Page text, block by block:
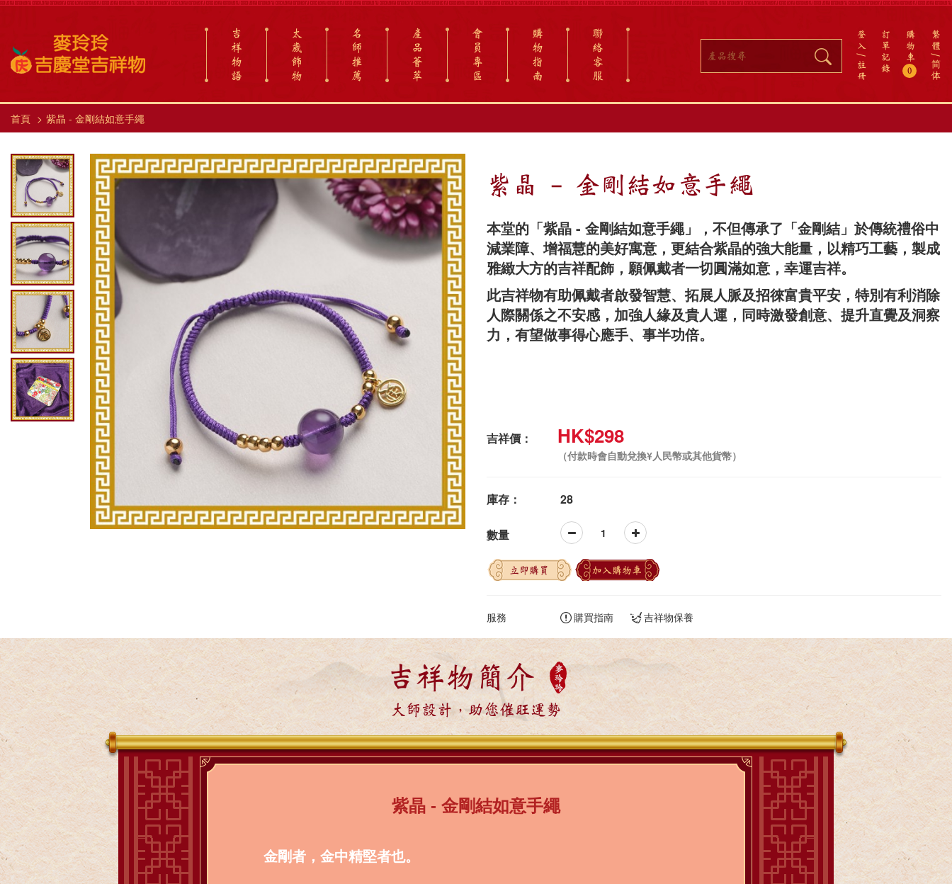
繁
體
简
体
購
物
車
0
訂
單
記
錄
登
入
註
冊
吉
祥
物
語
太
歲
飾
物
名
師
推
薦
產
品
薈
萃
會
員
專
區
購
物
指
南
聯
絡
客
服
首頁 紫晶 - 金剛結如意手繩
紫晶 - 金剛結如意手繩
本堂的「紫晶 - 金剛結如意手繩」，不但傳承了「金剛結」於傳統禮俗中
減業障、增福慧的美好寓意，更結合紫晶的強大能量，以精巧工藝，製成
雅緻大方的吉祥配飾，願佩戴者一切圓滿如意，幸運吉祥。
此吉祥物有助佩戴者啟發智慧、拓展人脈及招徠富貴平安，特別有利消除
人際關係之不安感，加強人緣及貴人運，同時激發創意、提升直覺及洞察
力，有望做事得心應手、事半功倍。
吉祥價： HK$298
（付款時會自動兌換¥人民幣或其他貨幣）
庫存： 28
數量
立即購買 加入購物車
服務 購買指南 吉祥物保養
吉祥物簡介
大師設計，助您催旺運勢
紫晶 - 金剛結如意手繩
金剛者，金中精堅者也。